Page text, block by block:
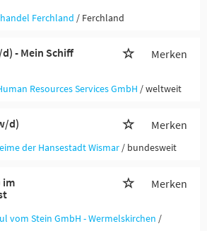
Ferchland / Ferchland
- Mein Schiff
Merken
Resources Services GmbH / weltweit
d) Merken
der Hansestadt Wismar / bundesweit
im
Merken
vom Stein GmbH - Wermelskirchen /